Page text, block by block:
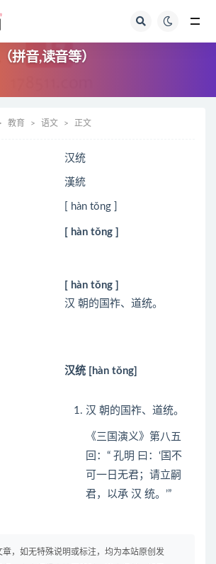
拼音,读音等）
教育 语文 正文
汉统
漢統
[ hàn tǒng ]
[ hàn tǒng ]
[ hàn tǒng ]
汉 朝的国祚、道统。
汉统 [hàn tǒng]
汉 朝的国祚、道统。
《三国演义》第八五
回：“ 孔明 曰：‘国不
可一日无君；请立嗣
君，以承 汉 统。’”
章，如无特殊说明或标注，均为本站原创发